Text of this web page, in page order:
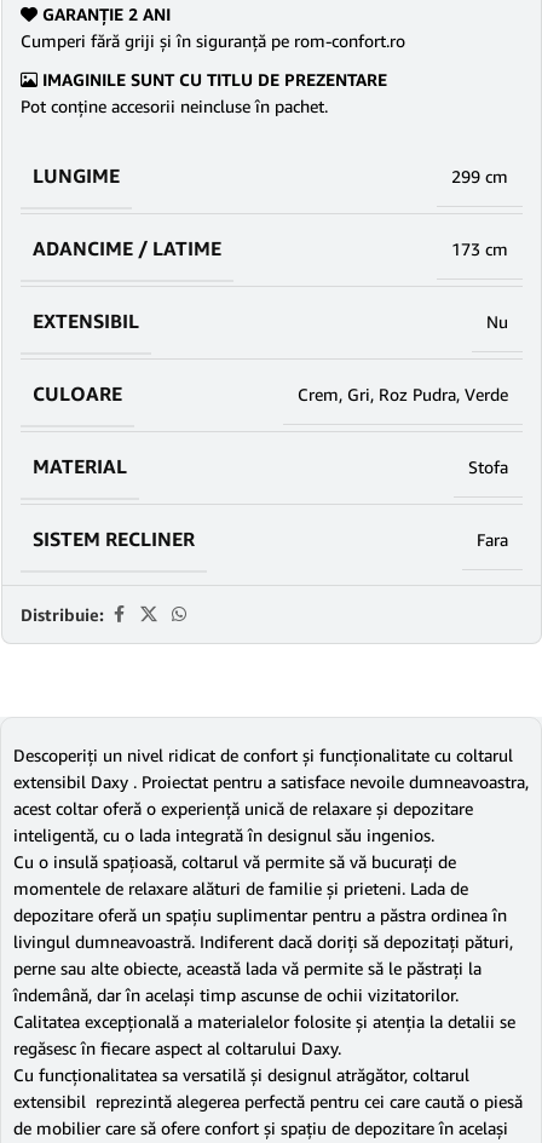
GARANŢIE 2 ANI
Cumperi fără griji şi în siguranţă pe rom-confort.ro
IMAGINILE SUNT CU TITLU DE PREZENTARE
Pot conține accesorii neincluse în pachet.
LUNGIME 299 cm
ADANCIME / LATIME 173 cm
EXTENSIBIL Nu
CULOARE Crem, Gri, Roz Pudra, Verde
MATERIAL Stofa
SISTEM RECLINER Fara
Distribuie:
Descoperiți un nivel ridicat de confort și funcționalitate cu coltarul
extensibil Daxy . Proiectat pentru a satisface nevoile dumneavoastra,
acest coltar oferă o experiență unică de relaxare și depozitare
inteligentă, cu o lada integrată în designul său ingenios.
Cu o insulă spațioasă, coltarul vă permite să vă bucurați de
momentele de relaxare alături de familie și prieteni. Lada de
depozitare oferă un spațiu suplimentar pentru a păstra ordinea în
livingul dumneavoastră. Indiferent dacă doriți să depozitați pături,
perne sau alte obiecte, această lada vă permite să le păstrați la
îndemână, dar în același timp ascunse de ochii vizitatorilor.
Calitatea excepțională a materialelor folosite și atenția la detalii se
regăsesc în fiecare aspect al coltarului Daxy.
Cu funcționalitatea sa versatilă și designul atrăgător, coltarul
extensibil reprezintă alegerea perfectă pentru cei care caută o piesă
de mobilier care să ofere confort și spațiu de depozitare în același